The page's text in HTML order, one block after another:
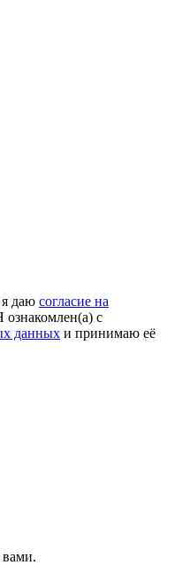
даю согласие на
ознакомлен(а) с
данных и принимаю её